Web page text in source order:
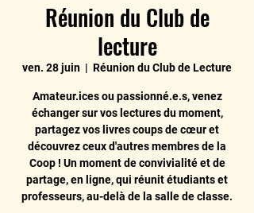
Réunion du Club de
lecture
ven. 28 juin
  |
Réunion du Club de Lecture
Amateur.ices ou passionné.e.s, venez
échanger sur vos lectures du moment,
partagez vos livres coups de cœur et
découvrez ceux d'autres membres de la
Coop ! Un moment de convivialité et de
partage, en ligne, qui réunit étudiants et
professeurs, au-delà de la salle de classe.